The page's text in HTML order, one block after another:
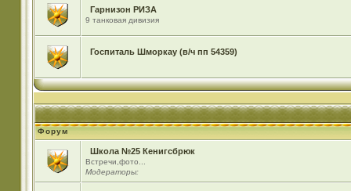
Гарнизон РИЗА
9 танковая дивизия
Госпиталь Шморкау (в/ч пп 54359)
Форум
Школа №25 Кенигсбрюк
Встречи,фото...
Модераторы: